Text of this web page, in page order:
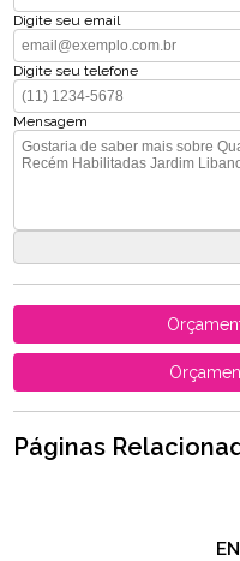
Digite seu email
Digite seu telefone
Mensagem
Páginas